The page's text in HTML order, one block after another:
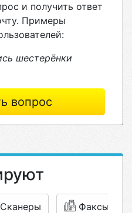
и получить ответ
Примеры
шестерёнки
вопрос
Сканеры Факсы